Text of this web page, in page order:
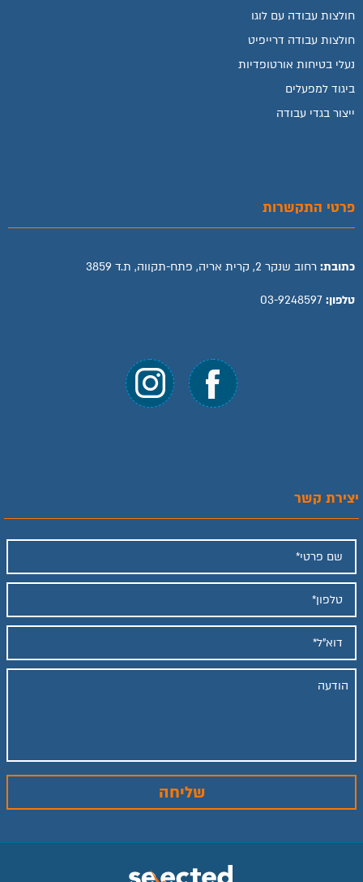
חולצות עבודה עם לוגו
חולצות עבודה דרייפיט
נעלי בטיחות אורטופדיות
ביגוד למפעלים
ייצור בגדי עבודה
פרטי התקשרות
כתובת: רחוב שנקר 2, קרית אריה, פתח-תקווה, ת.ד 3859
טלפון: 03-9248597
יצירת קשר